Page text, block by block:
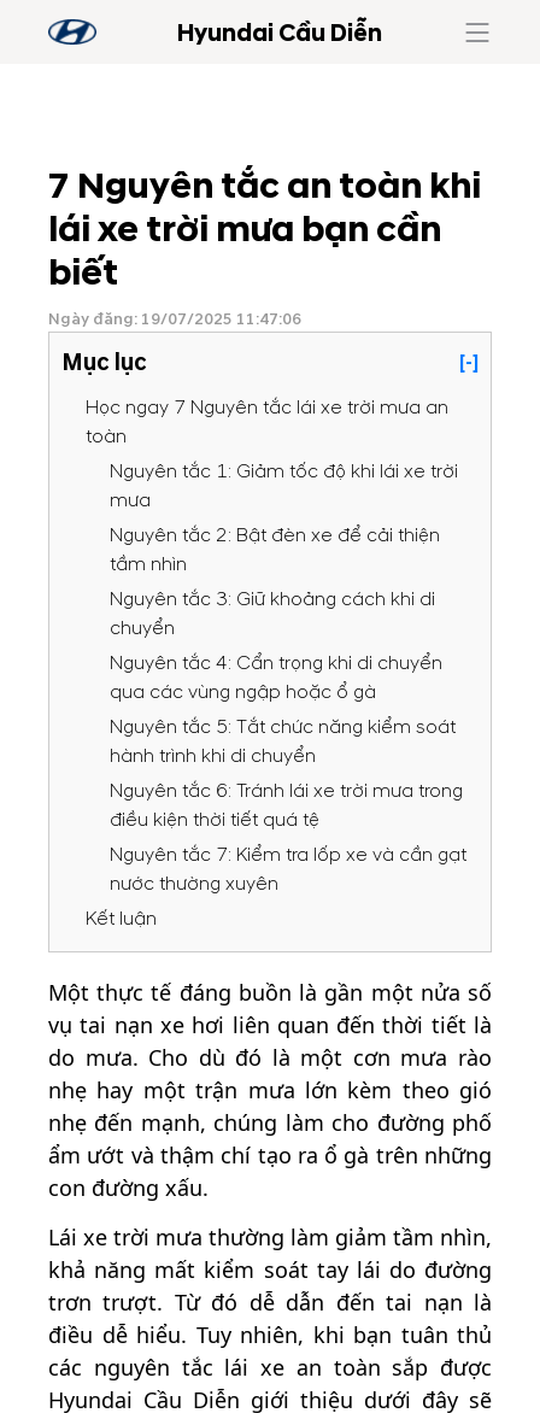
Hyundai Cầu Diễn
7 Nguyên tắc an toàn khi
lái xe trời mưa bạn cần
biết
Ngày đăng: 19/07/2025 11:47:06
Mục lục
[-]
Học ngay 7 Nguyên tắc lái xe trời mưa an
toàn
Nguyên tắc 1: Giảm tốc độ khi lái xe trời
mưa
Nguyên tắc 2: Bật đèn xe để cải thiện
tầm nhìn
Nguyên tắc 3: Giữ khoảng cách khi di
chuyển
Nguyên tắc 4: Cẩn trọng khi di chuyển
qua các vùng ngập hoặc ổ gà
Nguyên tắc 5: Tắt chức năng kiểm soát
hành trình khi di chuyển
Nguyên tắc 6: Tránh lái xe trời mưa trong
điều kiện thời tiết quá tệ
Nguyên tắc 7: Kiểm tra lốp xe và cần gạt
nước thường xuyên
Kết luận
Một thực tế đáng buồn là gần một nửa số
vụ tai nạn xe hơi liên quan đến thời tiết là
do mưa. Cho dù đó là một cơn mưa rào
nhẹ hay một trận mưa lớn kèm theo gió
nhẹ đến mạnh, chúng làm cho đường phố
ẩm ướt và thậm chí tạo ra ổ gà trên những
con đường xấu.
Lái xe trời mưa thường làm giảm tầm nhìn,
khả năng mất kiểm soát tay lái do đường
trơn trượt. Từ đó dễ dẫn đến tai nạn là
điều dễ hiểu. Tuy nhiên, khi bạn tuân thủ
các nguyên tắc lái xe an toàn sắp được
Hyundai Cầu Diễn giới thiệu dưới đây sẽ